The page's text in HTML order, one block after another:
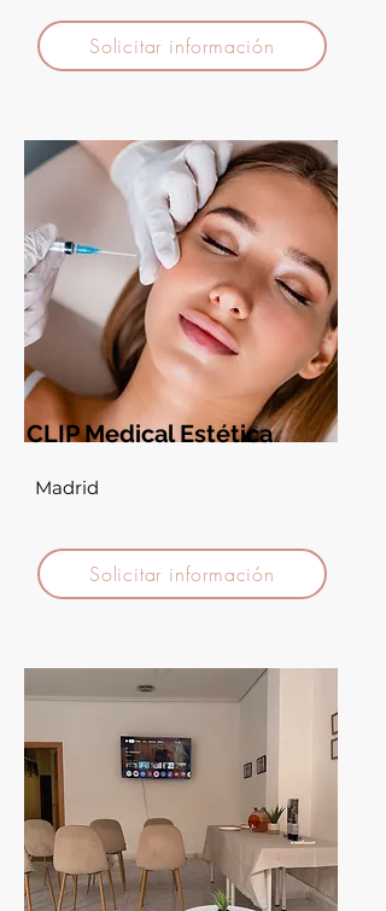
Solicitar información
CLIP Medical Estética
Madrid
Solicitar información